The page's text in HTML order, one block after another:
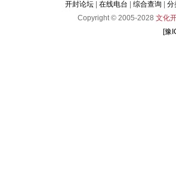
开封论坛| 在线电台 综合查询
分
Copyright © 2005-2028 文化
[豫